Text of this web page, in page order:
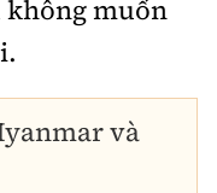
không muốn
và